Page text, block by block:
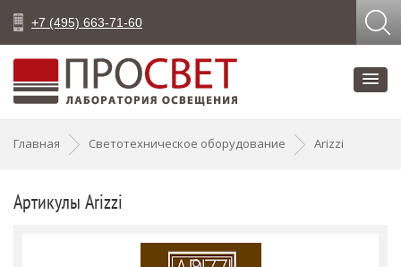
+7 (495) 663-71-60
Главная Светотехническое оборудование Arizzi
Артикулы Arizzi